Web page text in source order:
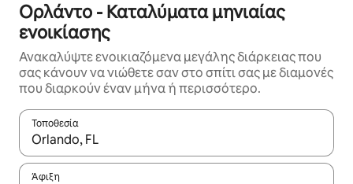
Ορλάντο - Καταλύματα μηνιαίας
ενοικίασης
Ανακαλύψτε ενοικιαζόμενα μεγάλης διάρκειας που
σας κάνουν να νιώθετε σαν στο σπίτι σας με διαμονές
που διαρκούν έναν μήνα ή περισσότερο.
Τοποθεσία
Όταν τα αποτελέσματα είναι διαθέσιμα, μπορείτε να
Άφιξη